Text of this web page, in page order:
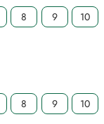
8 9
10
8 9
10